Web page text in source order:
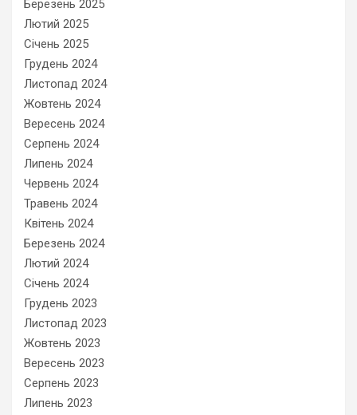
Березень 2025
Лютий 2025
Січень 2025
Грудень 2024
Листопад 2024
Жовтень 2024
Вересень 2024
Серпень 2024
Липень 2024
Червень 2024
Травень 2024
Квітень 2024
Березень 2024
Лютий 2024
Січень 2024
Грудень 2023
Листопад 2023
Жовтень 2023
Вересень 2023
Серпень 2023
Липень 2023